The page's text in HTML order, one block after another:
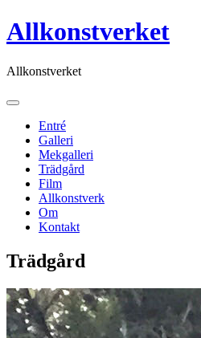
Skip
to
Allkonstverket
Allkonstverket
Entré
Galleri
Mekgalleri
Trädgård
Film
Allkonstverk
Om
Kontakt
Trädgård